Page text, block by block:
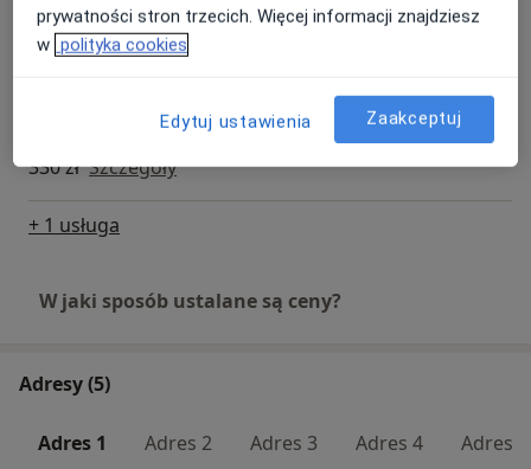
Holter EKG
Konsultacja kardiologiczna + EKG (pierwszorazowa)
330 zł Szczegóły
+ 1 usługa
W jaki sposób ustalane są ceny?
Adresy (5)
Adres 1 Adres 2 Adres 3 Adres 4 Adres 5
prywatności stron trzecich. Więcej informacji znajdziesz
w polityka cookies
Edytuj ustawienia Zaakceptuj